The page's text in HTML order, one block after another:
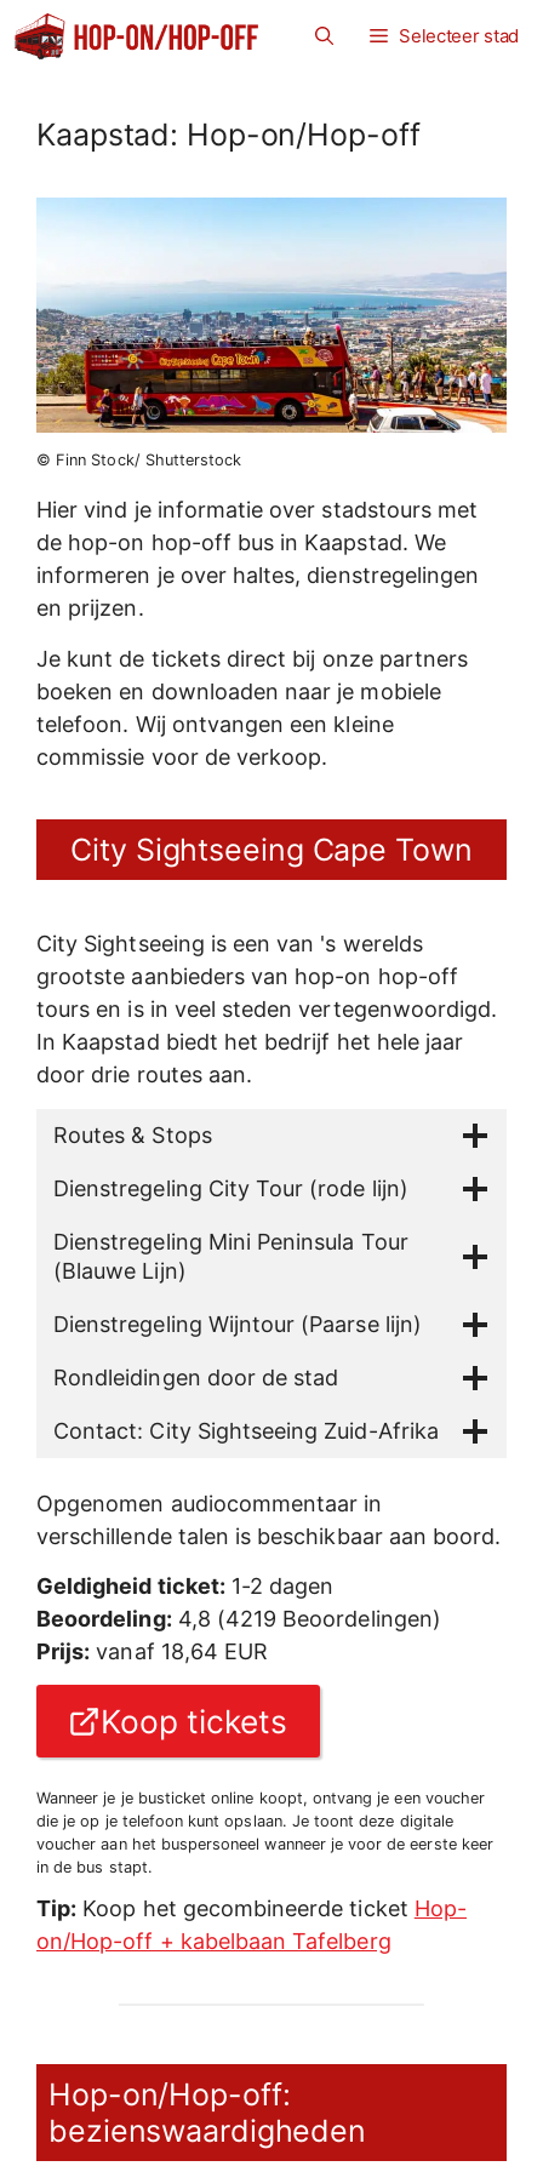
naar
Selecteer stad
Kaapstad: Hop-on/Hop-off
© Finn Stock/ Shutterstock
Hier vind je informatie over stadstours met
de hop-on hop-off bus in Kaapstad. We
informeren je over haltes, dienstregelingen
en prijzen.
Je kunt de tickets direct bij onze partners
boeken en downloaden naar je mobiele
telefoon. Wij ontvangen een kleine
commissie voor de verkoop.
City Sightseeing Cape Town
City Sightseeing is een van 's werelds
grootste aanbieders van hop-on hop-off
tours en is in veel steden vertegenwoordigd.
In Kaapstad biedt het bedrijf het hele jaar
door drie routes aan.
Routes & Stops
Dienstregeling City Tour (rode lijn)
Dienstregeling Mini Peninsula Tour
(Blauwe Lijn)
Dienstregeling Wijntour (Paarse lijn)
Rondleidingen door de stad
Contact: City Sightseeing Zuid-Afrika
Opgenomen audiocommentaar in
verschillende talen is beschikbaar aan boord.
Geldigheid ticket: 1-2 dagen
Beoordeling: 4,8 (4219 Beoordelingen)
Prijs: vanaf 18,64 EUR
Koop tickets
Wanneer je je busticket online koopt, ontvang je een voucher
die je op je telefoon kunt opslaan. Je toont deze digitale
voucher aan het buspersoneel wanneer je voor de eerste keer
in de bus stapt.
Tip: Koop het gecombineerde ticket Hop-
on/Hop-off + kabelbaan Tafelberg
Hop-on/Hop-off:
bezienswaardigheden